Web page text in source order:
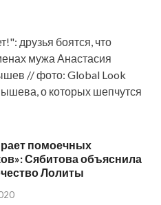
друзья боятся, что
мужа Анастасия
// фото: Global Look
о которых шепчутся
помоечных
Сябитова объяснила
Лолиты